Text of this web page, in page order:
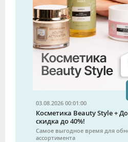
03.08.2026 00:01:00
Косметика Beauty Style +
скидка до 40%!
Самое выгодное время для
ассортимента